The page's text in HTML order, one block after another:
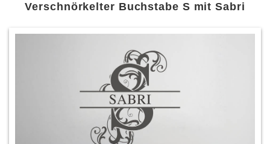
Verschnörkelter Buchstabe S mit Sabri